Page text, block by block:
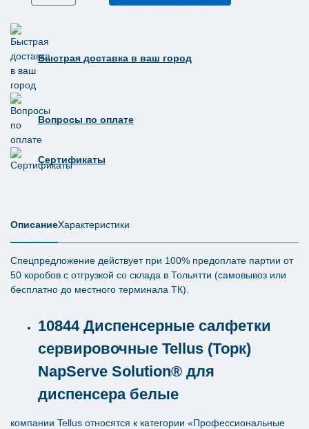
171 ₽.
диспенсерные
Стандарт
2
слоя
200
листов
Быстрая доставка в ваш город
Вопросы по оплате
Сертификаты
ОписаниеХарактеристики
Спецпредложение действует при 100% предоплате партии от
50 коробов с отгрузкой со склада в Тольятти (самовывоз или
бесплатно до местного терминала ТК).
10844 Диспенсерные салфетки
сервировочные Tellus (Торк)
NapServe Solution® для
диспенсера белые
компании Tellus относятся к категории «Профессиональные